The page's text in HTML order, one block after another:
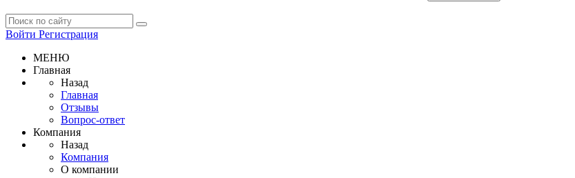
Войти Регистрация
МЕНЮ
Главная
Назад
Главная
Отзывы
Вопрос-ответ
Компания
Назад
Компания
О компании